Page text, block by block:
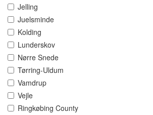
Jelling
Juelsminde
Kolding
Lunderskov
Nørre Snede
Tørring-Uldum
Vamdrup
Vejle
Ringkøbing County